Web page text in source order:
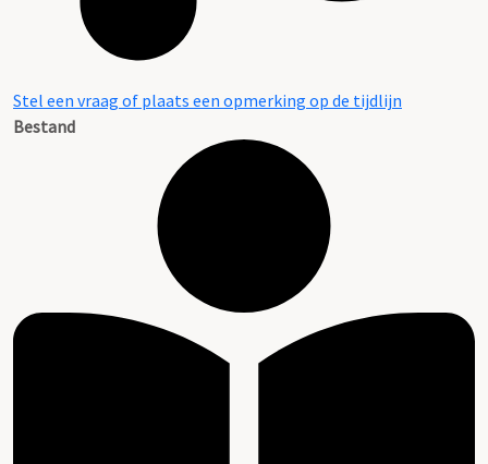
Stel een vraag of plaats een opmerking op de tijdlijn
Bestand